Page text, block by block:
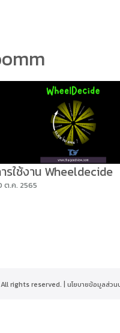
รใช้งาน Wheeldecide
ต.ค. 2565
rights reserved. | นโยบายข้อมูลส่ว